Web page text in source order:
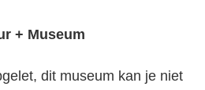
+ Museum
dit museum kan je niet